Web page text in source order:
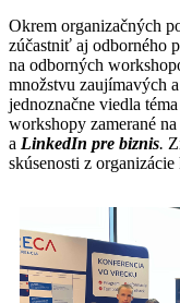
Okrem organizačných
zúčastniť aj odborného
na odborných
množstvu zaujímavých
jednoznačne viedla téma
workshopy zamerané na
a LinkedIn pre biznis.
skúsenosti z